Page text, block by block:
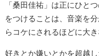
「桑田佳祐」は正にひと
をつけることは、音楽を
らコケにされるほどに大き
好きとか嫌いとかを超越